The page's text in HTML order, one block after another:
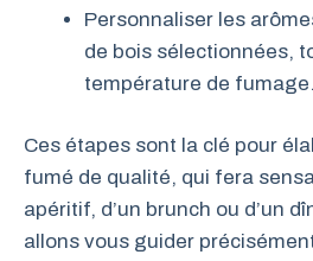
Personnaliser les
de bois sélectionnées,
température de fumage.
Ces étapes sont la clé pour
fumé de qualité, qui fera
apéritif, d’un brunch ou d’un
allons vous guider